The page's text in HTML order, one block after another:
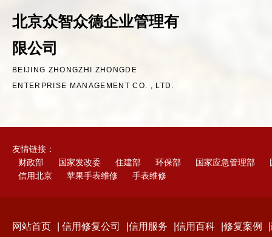
北京众智众德企业管理有
限公司
BEIJING ZHONGZHI ZHONGDE
ENTERPRISE MANAGEMENT CO. , LTD.
友情链接：
财政部
国家发改委 住建部 环保部 国家应急管理部
信用北京
苹果手表维修 手表维修
网站首页 信用修复公司 信用服务 信用百科 修复案例